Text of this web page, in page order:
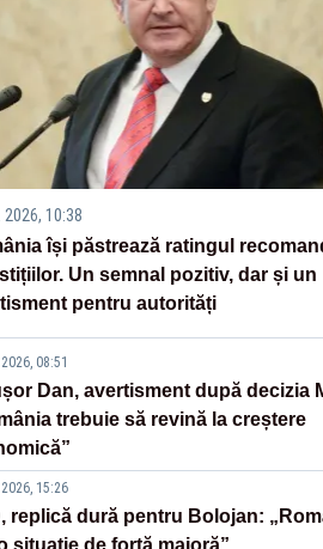
2026, 10:38
își păstrează ratingul
Un semnal pozitiv, dar și un
pentru autorități
08:51
Dan, avertisment după decizia
trebuie să revină la creștere
15:26
replică dură pentru Bolojan: